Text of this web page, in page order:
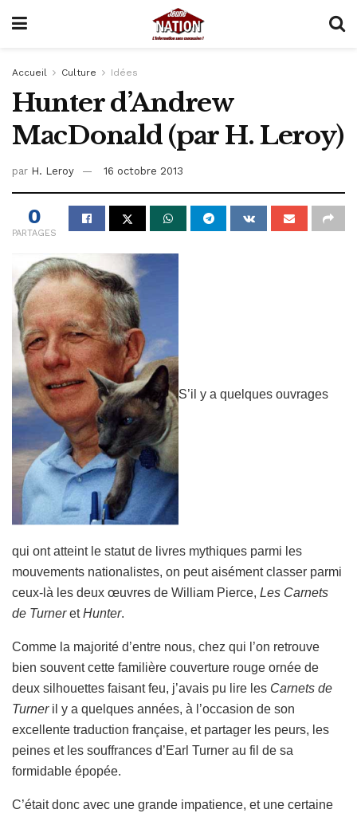
Accueil Culture Idées
Hunter d’Andrew
MacDonald (par H. Leroy)
par H. Leroy 16 octobre 2013
0
PARTAGES
S’il y a quelques ouvrages
qui ont atteint le statut de livres mythiques parmi les
mouvements nationalistes, on peut aisément classer parmi
ceux-là les deux œuvres de William Pierce, Les Carnets
de TurneretHunter.
Comme la majorité d’entre nous, chez qui l’on retrouve
bien souvent cette familière couverture rouge ornée de
deux silhouettes faisant feu, j’avais pu lire les Carnets de
Turner il y a quelques années, à l’occasion de son
excellente traduction française, et partager les peurs, les
peines et les souffrances d’Earl Turner au fil de sa
formidable épopée.
C’était donc avec une grande impatience, et une certaine